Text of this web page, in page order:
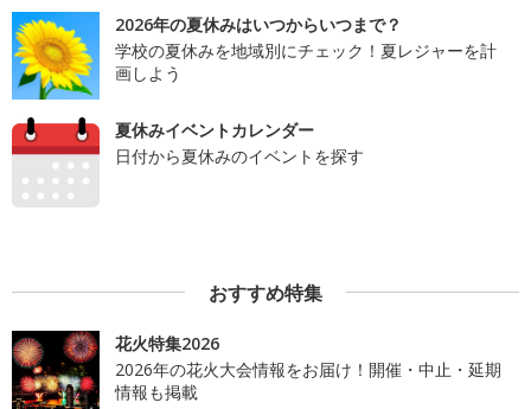
2026年の夏休みはいつからいつまで？
学校の夏休みを地域別にチェック！夏レジャーを計
画しよう
夏休みイベントカレンダー
日付から夏休みのイベントを探す
おすすめ特集
花火特集2026
2026年の花火大会情報をお届け！開催・中止・延期
情報も掲載